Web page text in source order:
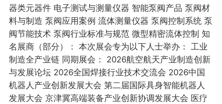
器类元器件 电子测试与测量仪器 智能泵阀产品 泵阀材
料与制造 泵阀应用案例 流体测量仪器 泵阀控制系统 泵
阀节能技术 泵阀行业标准与规范 微型精密流体控制 知
名展商（部分）： 本次展会专为以下人士举办： 工业
制造全产业链 同期展会： 2026航空航天产业制造创新
与发展论坛 2026全国焊接行业技术交流会 2026中国
机器人产业创新发展大会 第二届国际具身智能机器人
发展大会 京津冀高端装备产业创新协调发展大会 医疗